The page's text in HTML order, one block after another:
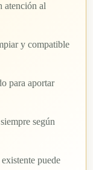
atención al
y compatible
para aportar
según
puede